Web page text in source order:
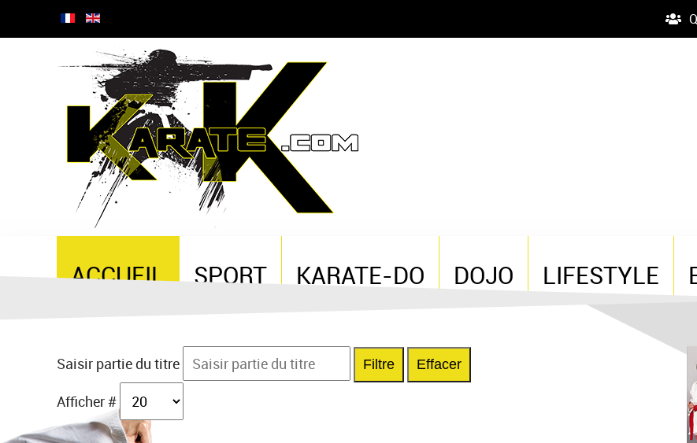
ACCUEIL SPORT KARATE-DO DOJO LIFESTYLE
Saisir partie du titre Filtre Effacer
Afficher #